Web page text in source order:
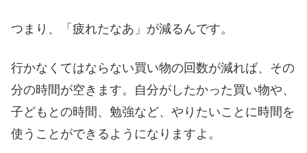
つまり、「疲れたなあ」が減るんです。
行かなくてはならない買い物の回数が減れば、その
分の時間が空きます。自分がしたかった買い物や、
子どもとの時間、勉強など、やりたいことに時間を
使うことができるようになりますよ。